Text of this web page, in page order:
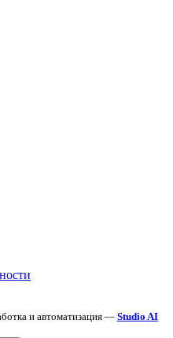
и автоматизация — Studio AI